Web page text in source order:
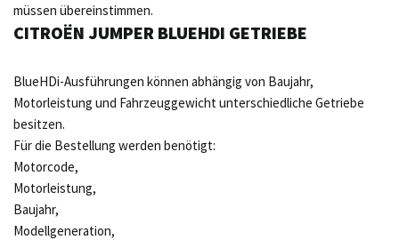
müssen übereinstimmen.
CITROËN JUMPER BLUEHDI GETRIEBE
BlueHDi-Ausführungen können abhängig von Baujahr,
Motorleistung und Fahrzeuggewicht unterschiedliche Getriebe
besitzen.
Für die Bestellung werden benötigt:
Motorcode,
Motorleistung,
Baujahr,
Modellgeneration,